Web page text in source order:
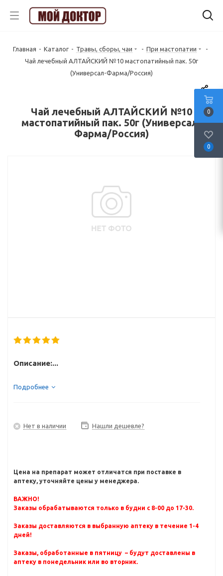
Главная - Каталог - Травы, сборы, чаи - При мастопатии
-
Чай лечебный АЛТАЙСКИЙ №10 мастопатийный пак. 50г
(Универсал-Фарма/Россия)
Чай лечебный АЛТАЙСКИЙ №10
мастопатийный пак. 50г (Универсал-
Фарма/Россия)
Описание:...
Подробнее
Нет в наличии Нашли дешевле?
Цена на препарат может отличатся при поставке в
аптеку, уточняйте цены у менеджера.
ВАЖНО!
Заказы обрабатываются только в будни с 8-00 до 17-30.
Заказы доставляются в выбранную аптеку в течение 1-4
дней!
Заказы, обработанные в пятницу – будут доставлены в
аптеку в понедельник или во вторник.
0
0